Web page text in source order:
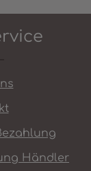
Händler